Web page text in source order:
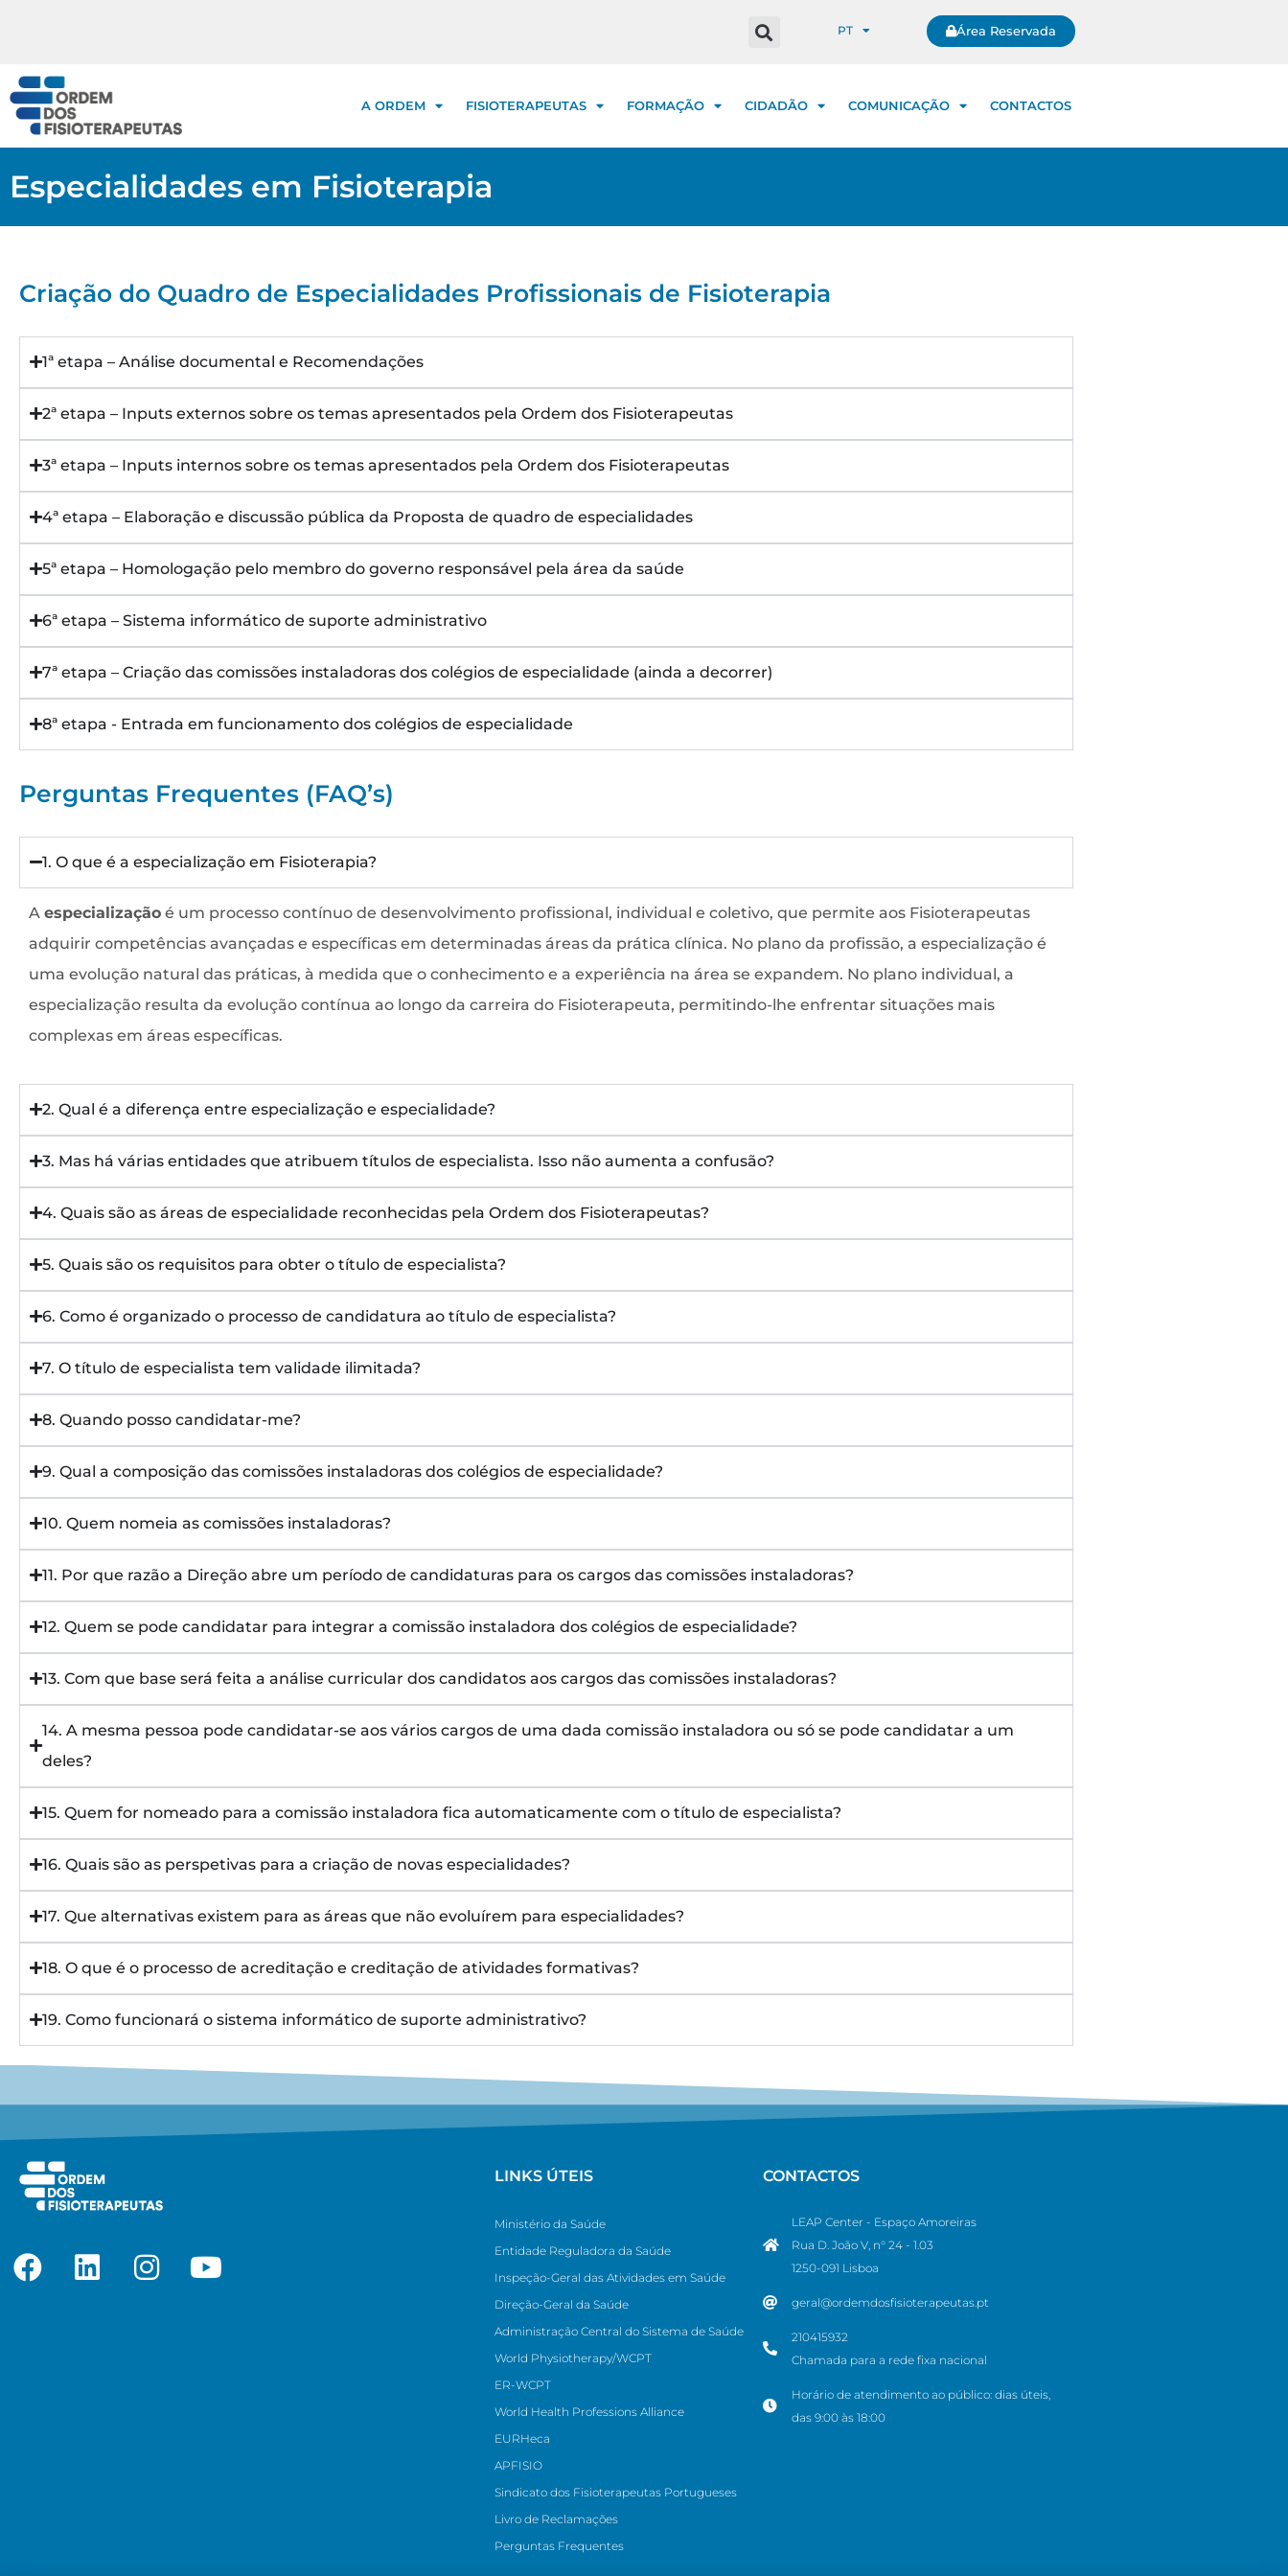
PT Área Reservada
A ORDEM FISIOTERAPEUTAS FORMAÇÃO CIDADÃO COMUNICAÇÃO CONTACTOS
Especialidades em Fisioterapia
Criação do Quadro de Especialidades Profissionais de Fisioterapia
1ª etapa – Análise documental e Recomendações
2ª etapa – Inputs externos sobre os temas apresentados pela Ordem dos Fisioterapeutas
3ª etapa – Inputs internos sobre os temas apresentados pela Ordem dos Fisioterapeutas
4ª etapa – Elaboração e discussão pública da Proposta de quadro de especialidades
5ª etapa – Homologação pelo membro do governo responsável pela área da saúde
6ª etapa – Sistema informático de suporte administrativo
7ª etapa – Criação das comissões instaladoras dos colégios de especialidade (ainda a decorrer)
8ª etapa - Entrada em funcionamento dos colégios de especialidade
Perguntas Frequentes (FAQ’s)
1. O que é a especialização em Fisioterapia?
A especialização é um processo contínuo de desenvolvimento profissional, individual e coletivo, que permite aos Fisioterapeutas
adquirir competências avançadas e específicas em determinadas áreas da prática clínica. No plano da profissão, a especialização é
uma evolução natural das práticas, à medida que o conhecimento e a experiência na área se expandem. No plano individual, a
especialização resulta da evolução contínua ao longo da carreira do Fisioterapeuta, permitindo-lhe enfrentar situações mais
complexas em áreas específicas.
2. Qual é a diferença entre especialização e especialidade?
3. Mas há várias entidades que atribuem títulos de especialista. Isso não aumenta a confusão?
4. Quais são as áreas de especialidade reconhecidas pela Ordem dos Fisioterapeutas?
5. Quais são os requisitos para obter o título de especialista?
6. Como é organizado o processo de candidatura ao título de especialista?
7. O título de especialista tem validade ilimitada?
8. Quando posso candidatar-me?
9. Qual a composição das comissões instaladoras dos colégios de especialidade?
10. Quem nomeia as comissões instaladoras?
11. Por que razão a Direção abre um período de candidaturas para os cargos das comissões instaladoras?
12. Quem se pode candidatar para integrar a comissão instaladora dos colégios de especialidade?
13. Com que base será feita a análise curricular dos candidatos aos cargos das comissões instaladoras?
14. A mesma pessoa pode candidatar-se aos vários cargos de uma dada comissão instaladora ou só se pode candidatar a um
deles?
15. Quem for nomeado para a comissão instaladora fica automaticamente com o título de especialista?
16. Quais são as perspetivas para a criação de novas especialidades?
17. Que alternativas existem para as áreas que não evoluírem para especialidades?
18. O que é o processo de acreditação e creditação de atividades formativas?
19. Como funcionará o sistema informático de suporte administrativo?
LINKS ÚTEIS
Ministério da Saúde
Entidade Reguladora da Saúde
Inspeção-Geral das Atividades em Saúde
Direção-Geral da Saúde
Administração Central do Sistema de Saúde
World Physiotherapy/WCPT
ER-WCPT
World Health Professions Alliance
EURHeca
APFISIO
Sindicato dos Fisioterapeutas Portugueses
Livro de Reclamações
Perguntas Frequentes
CONTACTOS
LEAP Center - Espaço Amoreiras
Rua D. João V, n° 24 - 1.03
1250-091 Lisboa
geral@ordemdosfisioterapeutas.pt
210415932
Chamada para a rede fixa nacional
Horário de atendimento ao público: dias úteis,
das 9:00 às 18:00